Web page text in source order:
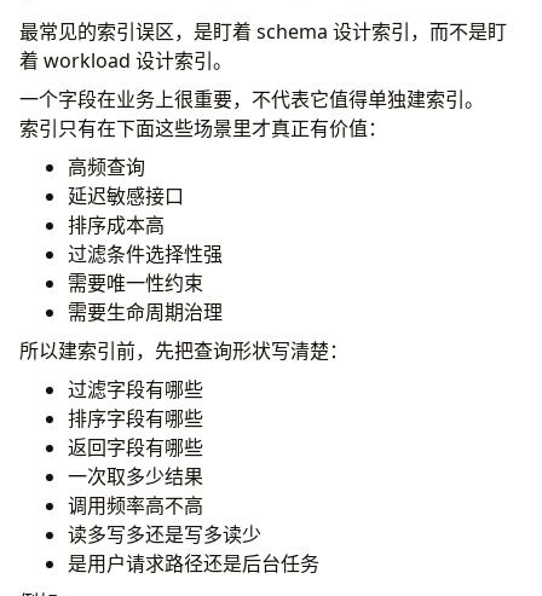
TTL Index 很好用，但它解决的是过期清理，不是归档策略
Sparse 和 Partial 选哪个？大多数时候优先 Partial
Text 和 Wildcard 索引都有用，但都很容易被滥用
Text Index
Wildcard Index
每个索引都会带来写放大
索引要定期复盘，不是加完就完
一个比较靠谱的生产索引工作流
一份够用的检查单
最常见的索引误区，是盯着 schema 设计索引，而不是盯
着 workload 设计索引。
一个字段在业务上很重要，不代表它值得单独建索引。
索引只有在下面这些场景里才真正有价值：
高频查询
延迟敏感接口
排序成本高
过滤条件选择性强
需要唯一性约束
需要生命周期治理
所以建索引前，先把查询形状写清楚：
过滤字段有哪些
排序字段有哪些
返回字段有哪些
一次取多少结果
调用频率高不高
读多写多还是写多读少
是用户请求路径还是后台任务